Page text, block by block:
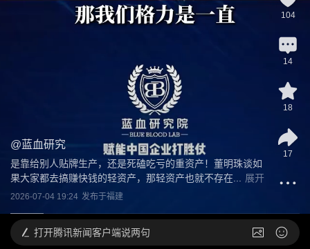
@蓝血研究
是靠给别人贴牌生产，还是死磕吃亏的重资产！董明珠谈如
果大家都去搞赚快钱的轻资产，那轻资产也就不存在...
展开
2026-07-04 19:24 发布于福建
104
14
18
17
打开腾讯新闻客户端说两句